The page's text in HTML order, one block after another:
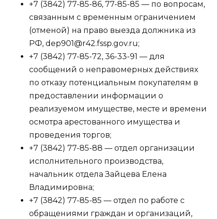
+7 (3842) 77-85-86, 77-85-85 — по вопросам,
связанным с временным ограничением
(отменой) на право выезда должника из
РФ, dep901@r42.fssp.gov.ru;
+7 (3842) 77-85-72, 36-33-91 — для
сообщений о неправомерных действиях
по отказу потенциальным покупателям в
предоставлении информации о
реализуемом имуществе, месте и времени
осмотра арестованного имущества и
проведения торгов;
+7 (3842) 77-85-88 — отдел организации
исполнительного производства,
начальник отдела Зайцева Елена
Владимировна;
+7 (3842) 77-85-85 — отдел по работе с
обращениями граждан и организаций,